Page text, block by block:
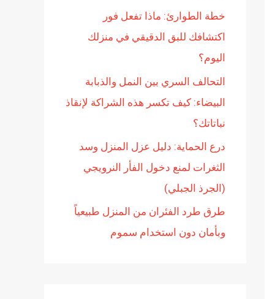
خطة الطوارئ: ماذا تفعل فور
اكتشافك للبق الدقيقي في منزلك
اليوم؟
التحالف السري بين النمل والذبابة
البيضاء: كيف تكسر هذه الشراكة لإنقاذ
نباتاتك؟
درع الحماية: دليل عزل المنزل وسد
الثغرات لمنع دخول الفأر النرويجي
(الجرذ الجبلي)
طرق طرد الفئران من المنزل طبيعياً
وبأمان دون استخدام سموم